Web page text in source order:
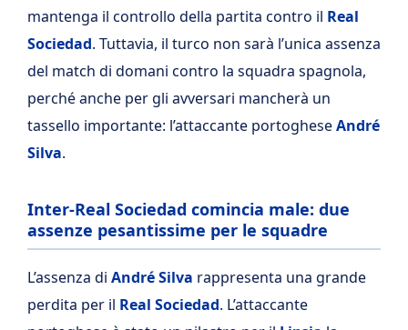
mantenga il controllo della partita contro il Real
Sociedad. Tuttavia, il turco non sarà l’unica assenza
del match di domani contro la squadra spagnola,
perché anche per gli avversari mancherà un
tassello importante: l’attaccante portogheseAndré
Silva.
Inter-Real Sociedad comincia male: due
assenze pesantissime per le squadre
L’assenza di AndréSilva rappresenta una grande
perdita per il Real Sociedad. L’attaccante